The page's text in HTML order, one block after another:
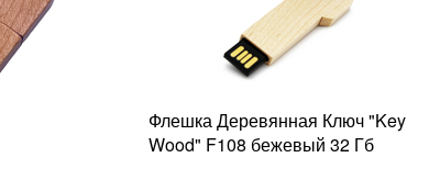
Флешка Деревянная Ключ "Key
Wood" F108 бежевый 32 Гб